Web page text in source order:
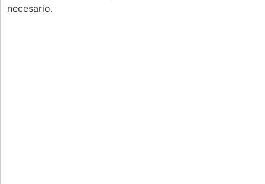
necesario.